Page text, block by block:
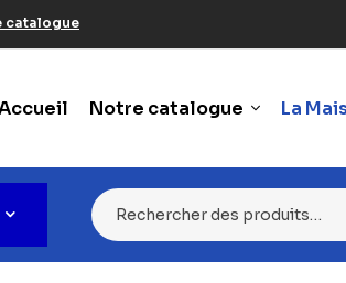
catalogue
Notre catalogue La